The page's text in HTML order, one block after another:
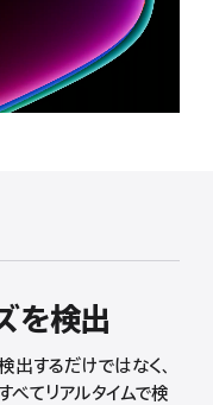
を検出
するだけではなく、
てリアルタイムで検